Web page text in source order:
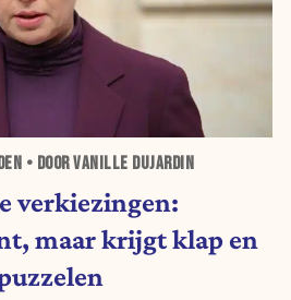
• DOOR VANILLE DUJARDIN
verkiezingen:
maar krijgt klap en